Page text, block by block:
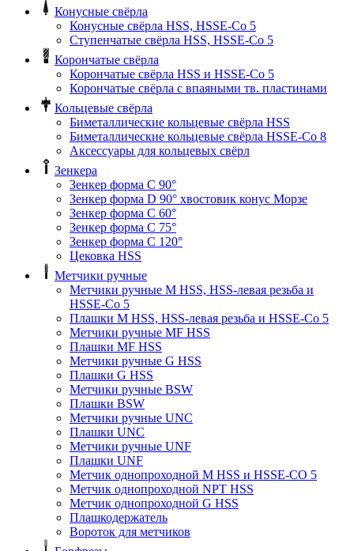
Конусные свёрла
Конусные свёрла HSS, HSSE-Co 5
Ступенчатые свёрла HSS, HSSE-Co 5
Корончатые свёрла
Корончатые свёрла HSS и HSSE-Co 5
Корончатые свёрла с впаяными тв. пластинами
Кольцевые свёрла
Биметаллические кольцевые свёрла HSS
Биметаллические кольцевые свёрла HSSE-Co 8
Аксессуары для кольцевых свёрл
Зенкера
Зенкер форма С 90°
Зенкер форма D 90° хвостовик конус Морзе
Зенкер форма С 60°
Зенкер форма С 75°
Зенкер форма С 120°
Цековка HSS
Метчики ручные
Метчики ручные M HSS, HSS-левая резьба и
HSSE-Co 5
Плашки M HSS, HSS-левая резьба и HSSE-Co 5
Метчики ручные MF HSS
Плашки MF HSS
Метчики ручные G HSS
Плашки G HSS
Метчики ручные BSW
Плашки BSW
Метчики ручные UNC
Плашки UNC
Метчики ручные UNF
Плашки UNF
Метчик однопроходной M HSS и HSSE-CO 5
Метчик однопроходной NPT HSS
Метчик однопроходной G HSS
Плашкодержатель
Вороток для метчиков